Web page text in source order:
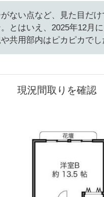
ない点など、見た目だ
とはいえ、2025年12月
共用部内はピカピカで
現況間取りを確認